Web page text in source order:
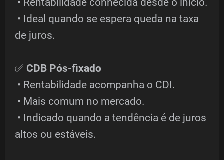
• Rentabilidade conhecida desde o início.
• Ideal quando se espera queda na taxa
de juros.
✅ CDB Pós-fixado
• Rentabilidade acompanha o CDI.
• Mais comum no mercado.
• Indicado quando a tendência é de juros
altos ou estáveis.